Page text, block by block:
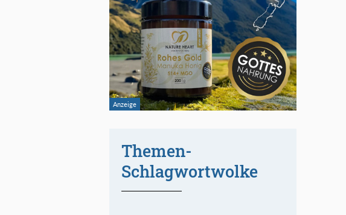
Themen-
Schlagwortwolke